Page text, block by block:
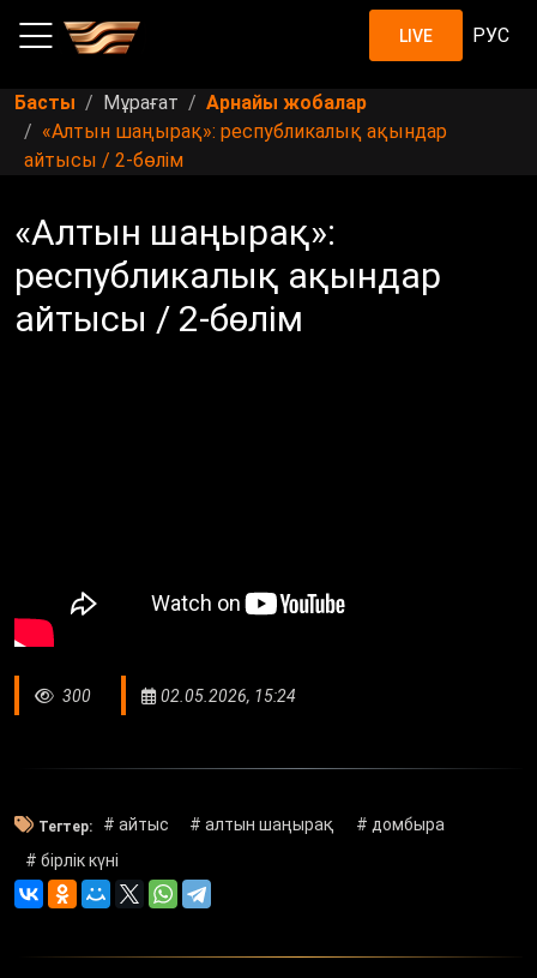
LIVE РУС
Басты Мұрағат
Арнайы жобалар
«Алтын шаңырақ»: республикалық ақындар
айтысы / 2-бөлім
«Алтын шаңырақ»:
республикалық ақындар
айтысы / 2-бөлім
300 02.05.2026, 15:24
Тегтер: # айтыс # алтын шаңырақ
# домбыра
# бірлік күні